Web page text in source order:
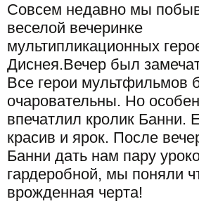
Совсем недавно мы
веселой вечеринке
мультипликационных
Диснея.Вечер был
Все герои мультфильмов
очаровательны. Но
впечатлил кролик Банни.
красив и ярок. После
Банни дать нам пару
гардеробной, мы поняли
врожденная черта!